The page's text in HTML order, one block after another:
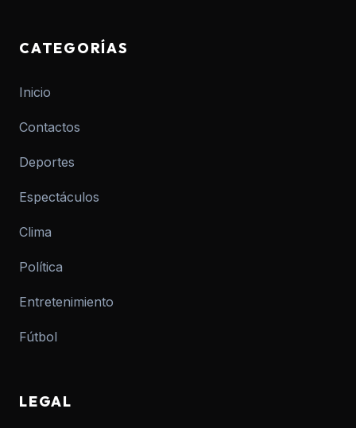
CATEGORÍAS
Inicio
Contactos
Deportes
Espectáculos
Clima
Política
Entretenimiento
Fútbol
LEGAL